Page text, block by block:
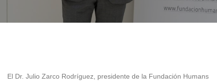
El Dr. Julio Zarco Rodríguez, presidente de la Fundación Humans